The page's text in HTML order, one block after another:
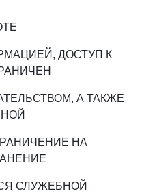
ДОСТУП К
А ТАКЖЕ
НА
СЛУЖЕБНОЙ